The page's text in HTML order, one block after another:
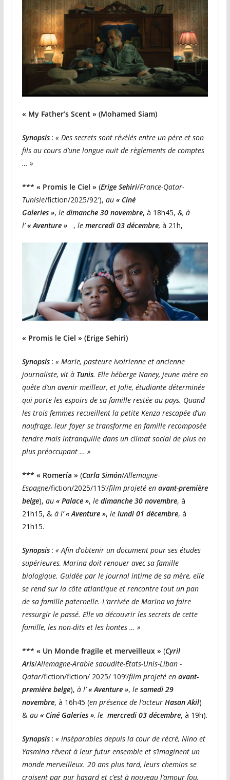
« My Father’s Scent » (Mohamed Siam)
Synopsis: « Des secrets sont révélés entre un père et son
fils au cours d’une longue nuit de règlements de comptes
… »
*** « Promis le Ciel » (Erige Sehiri/France-Qatar-
Tunisie/fiction/2025/92′), au« Ciné
Galeries », le dimanche 30 novembre, à 18h45, &, à
l’« Aventure » , le mercredi 03 décembre, à 21h,
« Promis le Ciel » (Erige Sehiri)
Synopsis : « Marie, pasteure ivoirienne et ancienne
journaliste, vit àTunis. Elle héberge Naney, jeune mère en
quête d’un avenir meilleur, et Jolie, étudiante déterminée
qui porte les espoirs de sa famille restée au pays. Quand
les trois femmes recueillent la petite Kenza rescapée d’un
naufrage, leur foyer se transforme en famille recomposée
tendre mais intranquille dans un climat social de plus en
plus préoccupant … »
*** « Romería » (Carla Simón/Allemagne-
Espagne/fiction/2025/115’/film projeté en avant-première
belge), au « Palace », le dimanche 30 novembre, à
21h15, &à l’« Aventure », le lundi 01 décembre, à
21h15.
Synopsis : « Afin d’obtenir un document pour ses études
supérieures, Marina doit renouer avec sa famille
biologique. Guidée par le journal intime de sa mère, elle
se rend sur la côte atlantique et rencontre tout un pan
de sa famille paternelle. L’arrivée de Marina va faire
ressurgir le passé. Elle va découvrir les secrets de cette
famille, les non-dits et les hontes … »
*** « Un Monde fragile et merveilleux » (Cyril
Aris/Allemagne-Arabie saoudite-États-Unis-Liban -
Qatar/fiction/fiction/ 2025/ 109’/film projeté en avant-
première belge), à l’« Aventure », le samedi 29
novembre, à 16h45 (en présence de l’acteur Hasan Akil)
& au « Ciné Galeries », le mercredi 03 décembre, à 19h).
Synopsis: « Inséparables depuis la cour de récré, Nino et
Yasmina rêvent à leur futur ensemble et s’imaginent un
monde merveilleux. 20 ans plus tard, leurs chemins se
croisent par pur hasard et c’est à nouveau l’amour fou,